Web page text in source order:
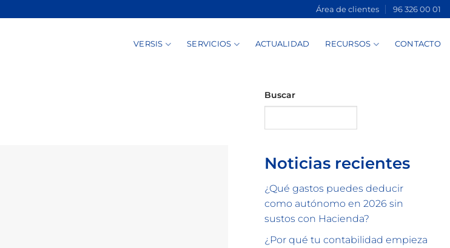
Área de clientes 96 326 00 01
VERSIS SERVICIOS ACTUALIDAD RECURSOS CONTACTO
Buscar
Noticias recientes
¿Qué gastos puedes deducir
como autónomo en 2026 sin
sustos con Hacienda?
¿Por qué tu contabilidad empieza